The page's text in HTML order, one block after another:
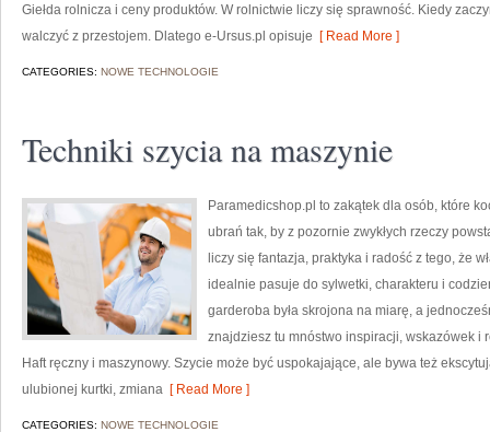
Giełda rolnicza i ceny produktów. W rolnictwie liczy się sprawność. Kiedy
walczyć z przestojem. Dlatego e-Ursus.pl opisuje [ Read More ]
CATEGORIES: NOWE TECHNOLOGIE
Techniki szycia na maszynie
Paramedicshop.pl to zakątek dla osób, które
ubrań tak, by z pozornie zwykłych rzeczy
liczy się fantazja, praktyka i radość z tego, że
idealnie pasuje do sylwetki, charakteru i
garderoba była skrojona na miarę, a
znajdziesz tu mnóstwo inspiracji, wskazówek i
Haft ręczny i maszynowy. Szycie może być uspokajające, ale bywa też
ulubionej kurtki, zmiana [ Read More ]
CATEGORIES: NOWE TECHNOLOGIE